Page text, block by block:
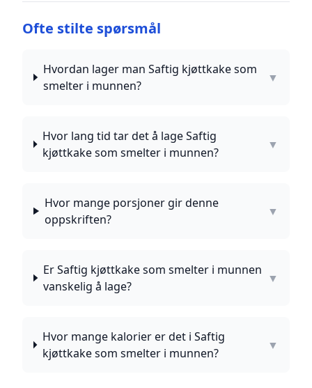
Ofte stilte spørsmål
Hvordan lager man Saftig kjøttkake som
smelter i munnen?
▼
Hvor lang tid tar det å lage Saftig
kjøttkake som smelter i munnen?
▼
Hvor mange porsjoner gir denne
oppskriften?
▼
Er Saftig kjøttkake som smelter i munnen
vanskelig å lage?
▼
Hvor mange kalorier er det i Saftig
kjøttkake som smelter i munnen?
▼